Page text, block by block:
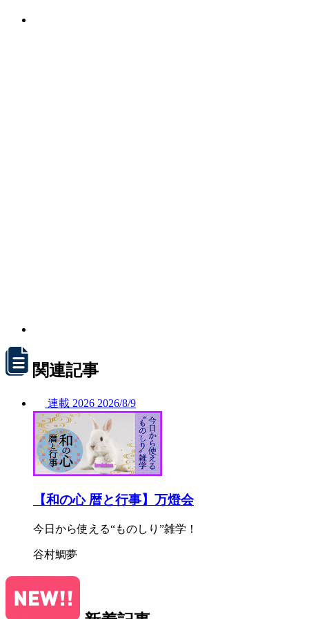
関連記事
連載 2026 2026/8/9
【和の心 暦と行事】万燈会
今日から使える“ものしり”雑学！
谷村鯛夢